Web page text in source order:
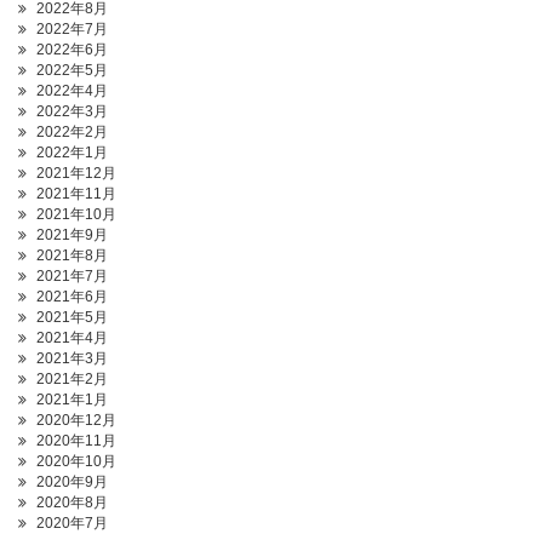
2022年8月
2022年7月
2022年6月
2022年5月
2022年4月
2022年3月
2022年2月
2022年1月
2021年12月
2021年11月
2021年10月
2021年9月
2021年8月
2021年7月
2021年6月
2021年5月
2021年4月
2021年3月
2021年2月
2021年1月
2020年12月
2020年11月
2020年10月
2020年9月
2020年8月
2020年7月